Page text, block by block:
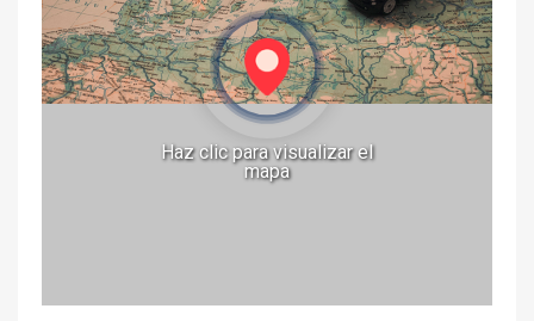
Haz clic para visualizar el
mapa